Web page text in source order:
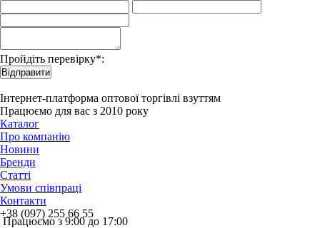
Пройдіть перевірку*:
Відправити
Інтернет-платформа оптової торгівлі взуттям
Працюємо для вас з 2010 року
Каталог
Про компанію
Новини
Бренди
Статті
Умови співпраці
Контакти
+38 (097) 255 66 55
Працюємо з 9:00 до 17:00